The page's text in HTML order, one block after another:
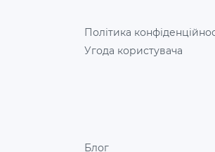
Політика
Угода користувача
Блог